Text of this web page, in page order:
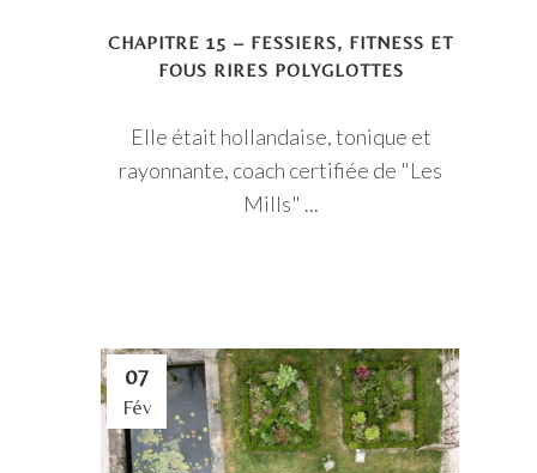
CHAPITRE 15 – FESSIERS, FITNESS ET
FOUS RIRES POLYGLOTTES
Elle était hollandaise, tonique et
rayonnante, coach certifiée de "Les
Mills" ...
07
Fév